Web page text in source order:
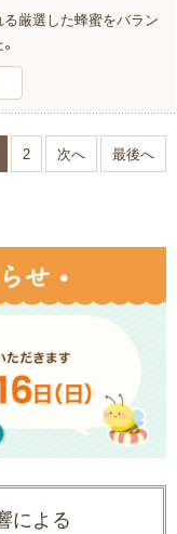
厳選した蜂蜜をバラン
2 次へ 最後へ
による